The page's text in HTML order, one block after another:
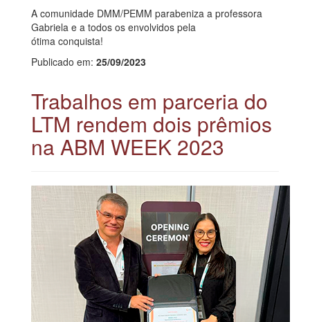
A comunidade DMM/PEMM parabeniza a professora
Gabriela e a todos os envolvidos pela
ótima conquista!
Publicado em: 25/09/2023
Trabalhos em parceria do
LTM rendem dois prêmios
na ABM WEEK 2023